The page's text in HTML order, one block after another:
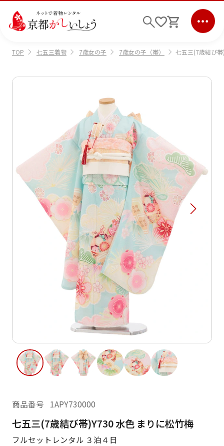
ご利用ガイド
サポート
レンタルの流れ
検索
条件検索
ご利用日 ご利用日を選択してください
2026年8月
月 火 水 木 金
3 4 5 6
9 11 12 13 14
15
16
18 19 20 21
22
6
7
現在選択しているご利用日
TOP 七五三着物 7歳女の子 7歳女の子（帯） 七五三(7歳結び
商品番号 1APY730000
七五三(7歳結び帯)Y730 水色 まりに松竹梅
フルセットレンタル ３泊４日